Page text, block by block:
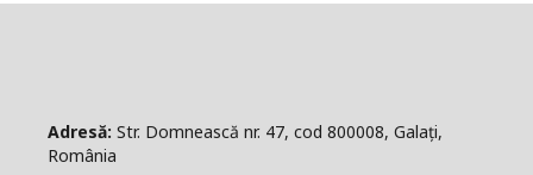
Adresă: Str. Domnească nr. 47, cod 800008, Galați,
România